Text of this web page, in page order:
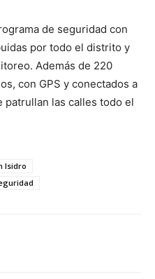
de seguridad con
por todo el distrito y
Además de 220
con GPS y conectados a
patrullan las calles todo el
Isidro